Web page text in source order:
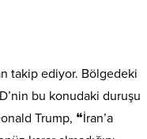
takip ediyor. Bölgedeki
bu konudaki duruşu
Trump, ❝İran’a